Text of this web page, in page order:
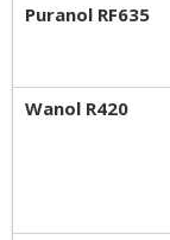
Puranol RF635
Wanol R420